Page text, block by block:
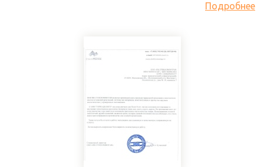
Подробнее